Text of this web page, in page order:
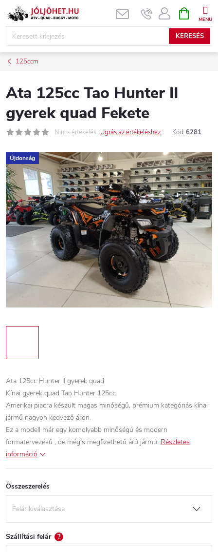
Ugrás
KERESÉS
KOSÁR
125ccm
Ata 125cc Tao Hunter II
gyerek quad Fekete
Nincs értékelés Ugrás az értékeléshez Kód: 6281
Újdonság
Ata 125cc Hunter II gyerek quad
Kínai gyerek quad Tao Hunter 125cc.
Amerikai piacra készült magas minőségű, prémium kategóriás kínai
jármű nagyon kedvező áron.
Ez a modell már egy komolyabb minőségű és modern
formatervezésű , de mégis megfizethető árú jármű. Részletes
információ
Összeszerelés
Szállítási felár ?